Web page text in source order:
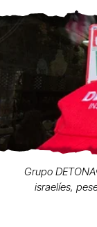
Grupo
israelíes,